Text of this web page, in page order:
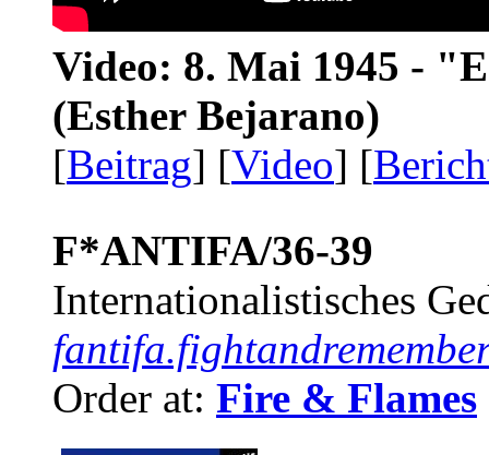
Video: 8. Mai 1945 -
(Esther Bejarano)
[Beitrag] [Video] [
F*ANTIFA/36-39
Internationalistisches
Order at: Fire & Flames